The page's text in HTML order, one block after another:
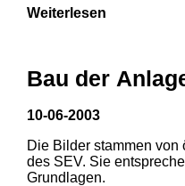
Weiterlesen
Bau der
10-06-2003
Die Bilder stammen von
des SEV. Sie
Grundlagen.